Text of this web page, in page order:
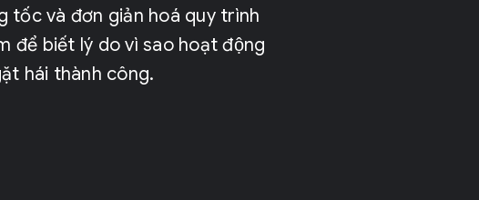
tốc và đơn giản hoá quy trình
để biết lý do vì sao hoạt động
hái thành công.